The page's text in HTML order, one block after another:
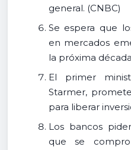
general. (CNBC)
Se espera que
en mercados
la próxima
El primer
Starmer,
para liberar
Los bancos
que se